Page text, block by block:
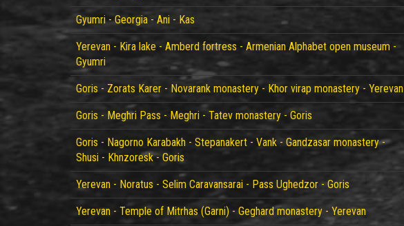
Gyumri - Georgia - Ani - Kas
Yerevan - Kira lake - Amberd fortress - Armenian Alphabet open museum -
Gyumri
Goris - Zorats Karer - Novarank monastery - Khor virap monastery - Yerevan
Goris - Meghri Pass - Meghri - Tatev monastery - Goris
Goris - Nagorno Karabakh - Stepanakert - Vank - Gandzasar monastery -
Shusi - Khnzoresk - Goris
Yerevan - Noratus - Selim Caravansarai - Pass Ughedzor - Goris
Yerevan - Temple of Mitrhas (Garni) - Geghard monastery - Yerevan